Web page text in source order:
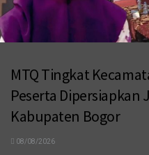
MTQ Tingkat
Peserta Dipersiapkan
Kabupaten Bogor
08/08/2026